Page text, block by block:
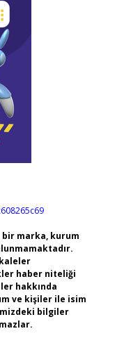
marka, kurum
haber niteliği
hakkında
ve kişiler ile isim
bilgiler